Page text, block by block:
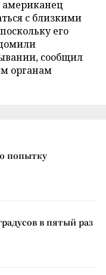
американец
с близкими
его
сообщил
органам
попытку
в пятый раз